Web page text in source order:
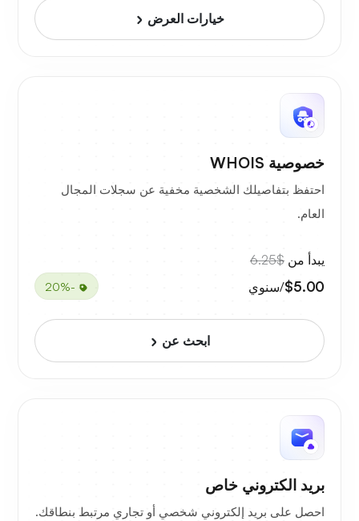
خيارات العرض
خصوصية WHOIS
احتفظ بتفاصيلك الشخصية مخفية عن سجلات المجال
العام.
يبدأ من $6.25
$5.00/سنوي -20%
ابحث عن
بريد الكتروني خاص
احصل على بريد إلكتروني شخصي أو تجاري مرتبط بنطاقك.